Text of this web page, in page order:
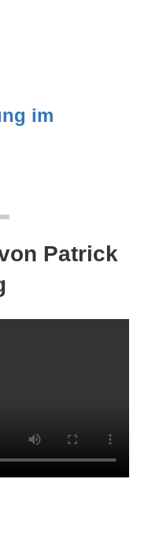
im
Patrick